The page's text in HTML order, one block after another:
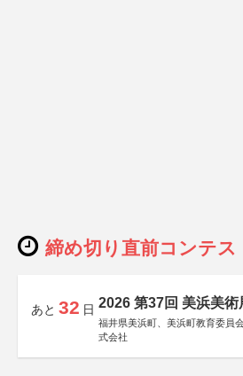
締め切り直前コンテス
あと 32 日 2026 第37回 美浜美術
福井県美浜町、美浜町教育委員
式会社